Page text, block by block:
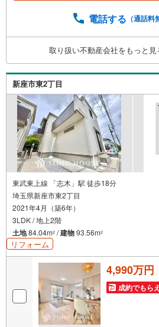
カー7社を保有しておりますの
を豊富に取り揃えております
ります。◇インターネット予約
（1）［室内・現地を見学する
以内をご希望の方は「ご要望
記入ください！
電話する （通話料
取り扱い不動産会社をもっと見
新座市東2丁目
東武東上線 「志木」駅 徒歩18分
埼玉県新座市東2丁目
2021年4月（築6年）
3LDK / 地上2階
土地84.04m2 /建物93.56m2
リフォーム
4,990万円
成約でもら